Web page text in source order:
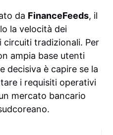
da FinanceFeeds, il
la velocità dei
tradizionali. Per
ampia base utenti
decisiva è capire se la
i requisiti operativi
mercato bancario